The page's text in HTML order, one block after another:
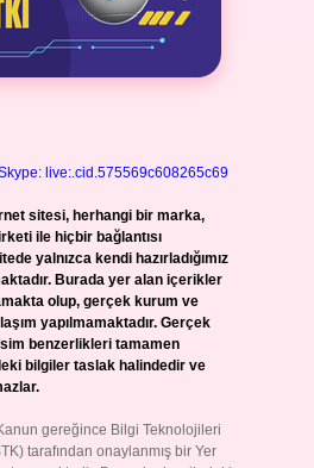
live:.cid.575569c608265c69
sitesi, herhangi bir marka,
ile hiçbir bağlantısı
yalnızca kendi hazırladığımız
Burada yer alan içerikler
olup, gerçek kurum ve
yapılmamaktadır. Gerçek
benzerlikleri tamamen
bilgiler taslak halindedir ve
gereğince Bilgi Teknolojileri
tarafından onaylanmış bir Yer